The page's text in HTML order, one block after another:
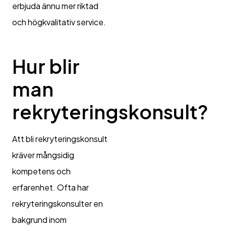
erbjuda ännu mer riktad
och högkvalitativ service.
Hur blir
man
rekryteringskonsult?
Att bli rekryteringskonsult
kräver mångsidig
kompetens och
erfarenhet. Ofta har
rekryteringskonsulter en
bakgrund inom